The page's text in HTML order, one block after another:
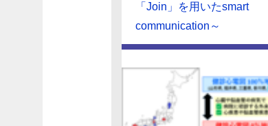
「Join」を用いたsmart
communication～